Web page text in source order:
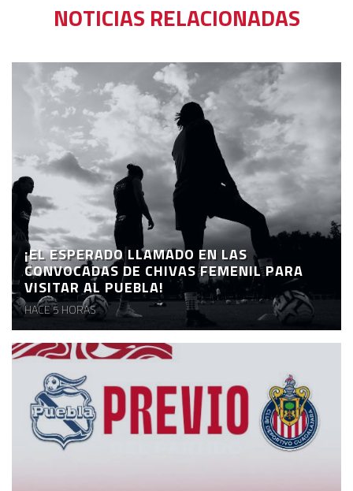
NOTICIAS RELACIONADAS
¡EL ESPERADO LLAMADO EN LAS
CONVOCADAS DE CHIVAS FEMENIL PARA
VISITAR AL PUEBLA!
HACE 5 HORAS